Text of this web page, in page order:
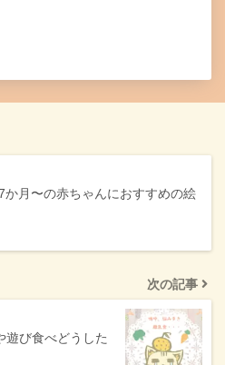
か月〜の赤ちゃんにおすすめの絵
次の記事
遊び食べどうした